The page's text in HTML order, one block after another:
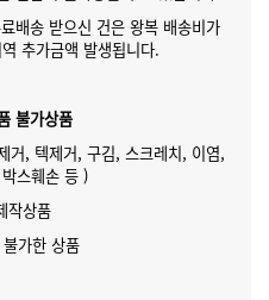
배송 받으신 건은 왕복 배송비가
추가금액 발생됩니다.
불가상품
거, 텍제거, 구김, 스크레치, 이염,
스훼손 등 )
작상품
가한 상품